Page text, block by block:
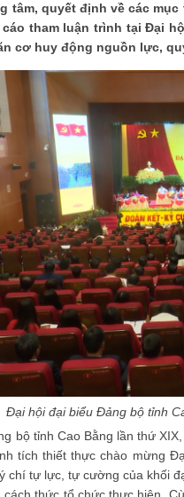
tâm, quyết định về các
tham luận trình tại Đại
cơ huy động nguồn lực,
Đại hội đại biểu Đảng bộ tỉnh
bộ tỉnh Cao Bằng lần thứ
tích thiết thực chào mừng
chí tự lực, tự cường của khối